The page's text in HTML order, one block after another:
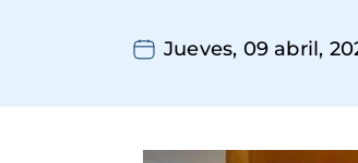
Jueves, 09 abril,